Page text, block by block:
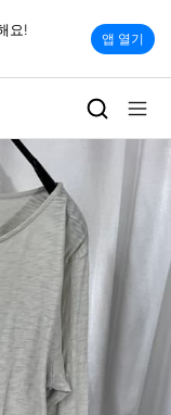
요!
앱 열기